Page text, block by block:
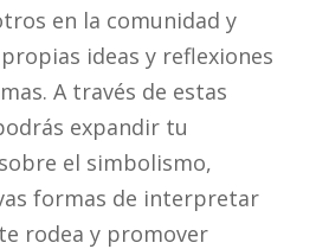
en la comunidad y
ideas y reflexiones
A través de estas
expandir tu
el simbolismo,
formas de interpretar
rodea y promover